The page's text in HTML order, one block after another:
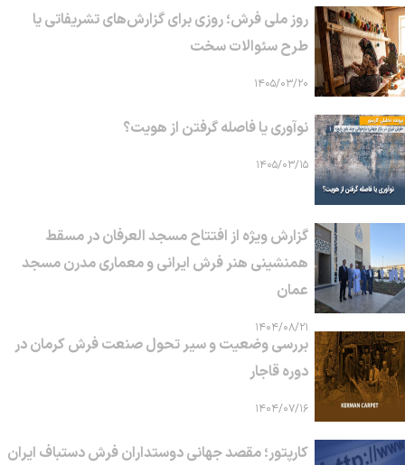
روز ملی فرش؛ روزی برای گزارش‌های تشریفاتی یا
طرح سئوالات سخت
۱۴۰۵/۰۳/۲۰
نوآوری یا فاصله گرفتن از هویت؟
۱۴۰۵/۰۳/۱۵
گزارش ویژه از افتتاح مسجد العرفان در مسقط
همنشینی هنر فرش ایرانی و معماری مدرن مسجد
عمان
۱۴۰۴/۰۸/۲۱
بررسی وضعیت و سیر تحول صنعت فرش کرمان در
دوره قاجار
۱۴۰۴/۰۷/۱۶
کارپتور؛ مقصد جهانی دوستداران فرش دستباف ایران